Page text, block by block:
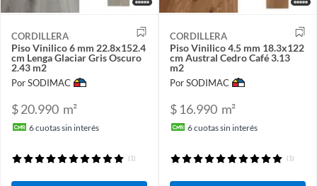
CORDILLERA
Piso Vinilico 6 mm 22.8x152.4
cm Lenga Glaciar Gris Oscuro
2.43 m2
Por SODIMAC
$ 20.990 m²
6cuotas sin interés
(1)
CORDILLERA
Piso Vinilico 4.5 mm 18.3x122
cm Austral Cedro Café 3.13
m2
Por SODIMAC
$ 16.990 m²
6cuotas sin interés
(1)